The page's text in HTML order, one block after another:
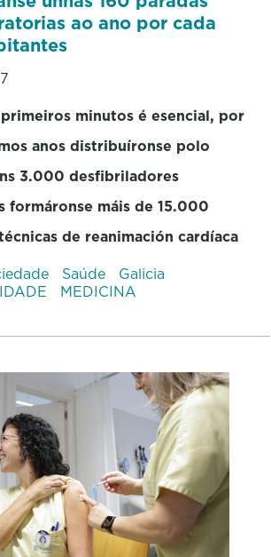
ao ano por cada
minutos é esencial, por
anos distribuíronse polo
3.000 desfibriladores
formáronse máis de 15.000
de reanimación cardíaca
Saúde
Galicia
MEDICINA